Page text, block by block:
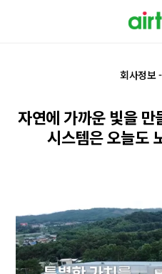
회사정보
자연에 가까운 빛을 만
시스템은 오늘도